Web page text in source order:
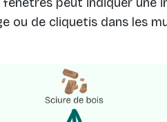
ou de cliquetis dans les